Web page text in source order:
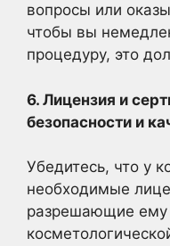
вопросы или
чтобы вы
процедуру, это
6. Лицензия и
безопасности и
Убедитесь, что у
необходимые
разрешающие ему